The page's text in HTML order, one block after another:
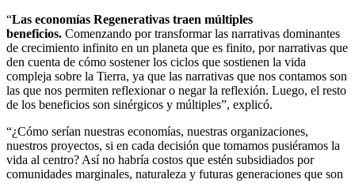
“Las economías Regenerativas traen múltiples
beneficios. Comenzando por transformar las narrativas dominantes
de crecimiento infinito en un planeta que es finito, por narrativas que
den cuenta de cómo sostener los ciclos que sostienen la vida
compleja sobre la Tierra, ya que las narrativas que nos contamos son
las que nos permiten reflexionar o negar la reflexión. Luego, el resto
de los beneficios son sinérgicos y múltiples”, explicó.
“¿Cómo serían nuestras economías, nuestras organizaciones,
nuestros proyectos, si en cada decisión que tomamos pusiéramos la
vida al centro? Así no habría costos que estén subsidiados por
comunidades marginales, naturaleza y futuras generaciones que son